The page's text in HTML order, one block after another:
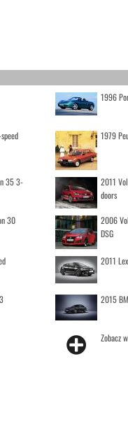
1996
1979
35 3-
2011
doors
30
2006
DSG
2011
2015
Zobacz